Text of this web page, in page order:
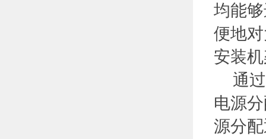
均能
便地
安装
通过
电源
源分